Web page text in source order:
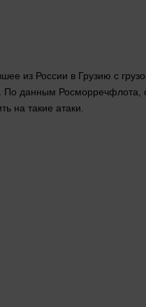
из России в Грузию с
По данным
на такие атаки.